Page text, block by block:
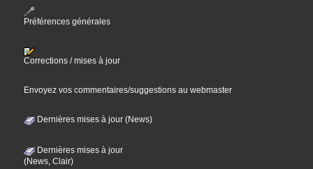
Préférences générales
Corrections / mises à jour
Envoyez vos commentaires/suggestions au webmaster
Dernières mises à jour (News)
Dernières mises à jour
(News, Clair)